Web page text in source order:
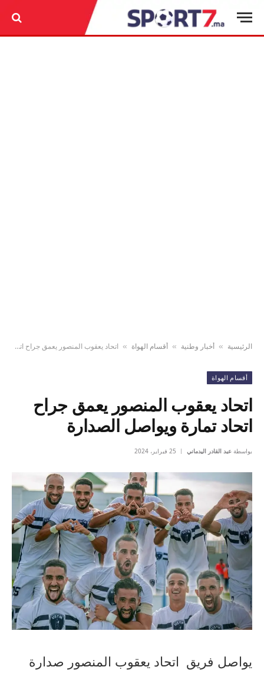
الرئيسية » أخبار وطنية » أقسام الهواة » اتحاد يعقوب المنصور يعمق جراح اتحاد تمارة ويواصل الصدارة
أقسام الهواة
اتحاد يعقوب المنصور يعمق جراح
اتحاد تمارة ويواصل الصدارة
بواسطة عبد القادر اليدماني 25 فبراير، 2024
يواصل فريق اتحاد يعقوب المنصور صدارة